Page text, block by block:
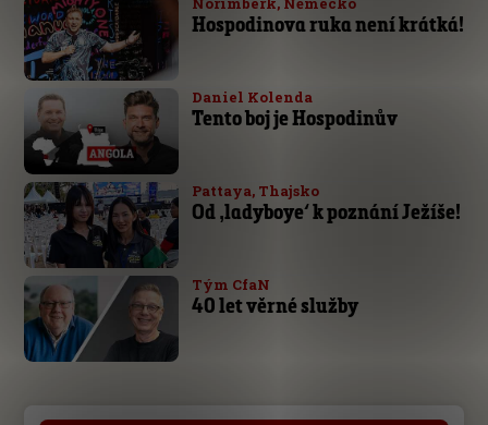
Hospodinova ruka není krátká!
Daniel Kolenda
Tento boj je Hospodinův
Pattaya, Thajsko
Od ‚ladyboye‘ k poznání Ježíše!
Tým CfaN
40 let věrné služby